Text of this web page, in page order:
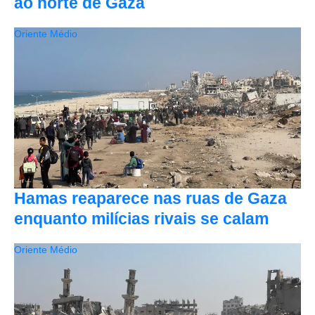
Hamas reaparece nas ruas de Gaza
enquanto milícias rivais se calam
Oriente Médio
Oriente Médio